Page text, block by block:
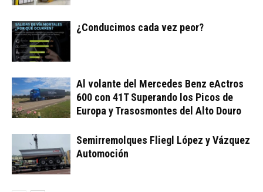
¿Conducimos cada vez peor?
Al volante del Mercedes Benz eActros
600 con 41T Superando los Picos de
Europa y Trasosmontes del Alto Douro
Semirremolques Fliegl López y Vázquez
Automoción